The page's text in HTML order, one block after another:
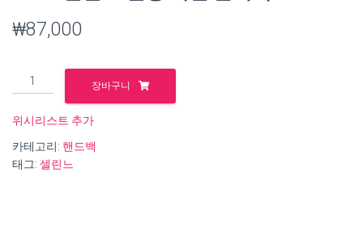
₩87,000
B717
셀
느
퀼
팅
장바구니
위시리스트 추가
카테고리: 핸드백
태그: 셀린느